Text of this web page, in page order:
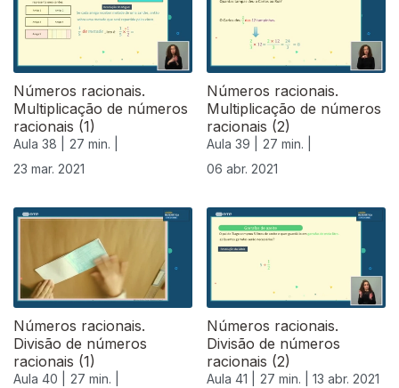
Números racionais.
Multiplicação de números
racionais (1)
Aula 38 |
27 min. |
23 mar. 2021
Números racionais.
Multiplicação de números
racionais (2)
Aula 39 |
27 min. |
06 abr. 2021
Números racionais.
Divisão de números
racionais (1)
Aula 40 |
27 min. |
Números racionais.
Divisão de números
racionais (2)
Aula 41 | 27 min. | 13 abr. 2021